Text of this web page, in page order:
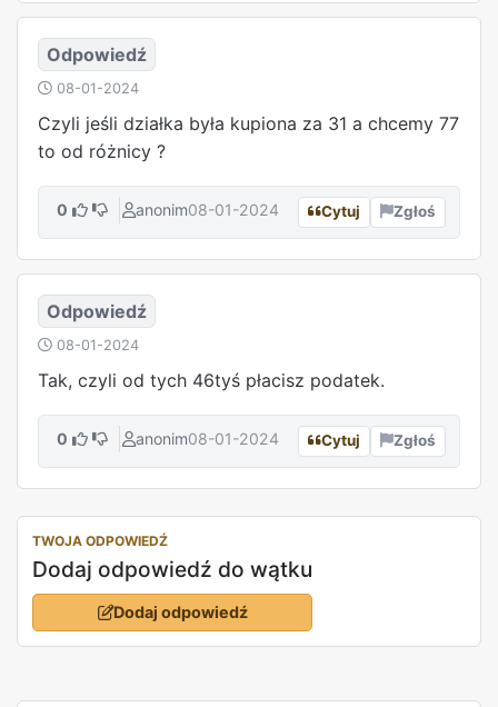
Odpowiedź
08-01-2024
Czyli jeśli działka była kupiona za 31 a chcemy 77
to od różnicy ?
0 anonim08-01-2024 Cytuj Zgłoś
Odpowiedź
08-01-2024
Tak, czyli od tych 46tyś płacisz podatek.
0 anonim08-01-2024 Cytuj Zgłoś
TWOJA ODPOWIEDŹ
Dodaj odpowiedź do wątku
Dodaj odpowiedź